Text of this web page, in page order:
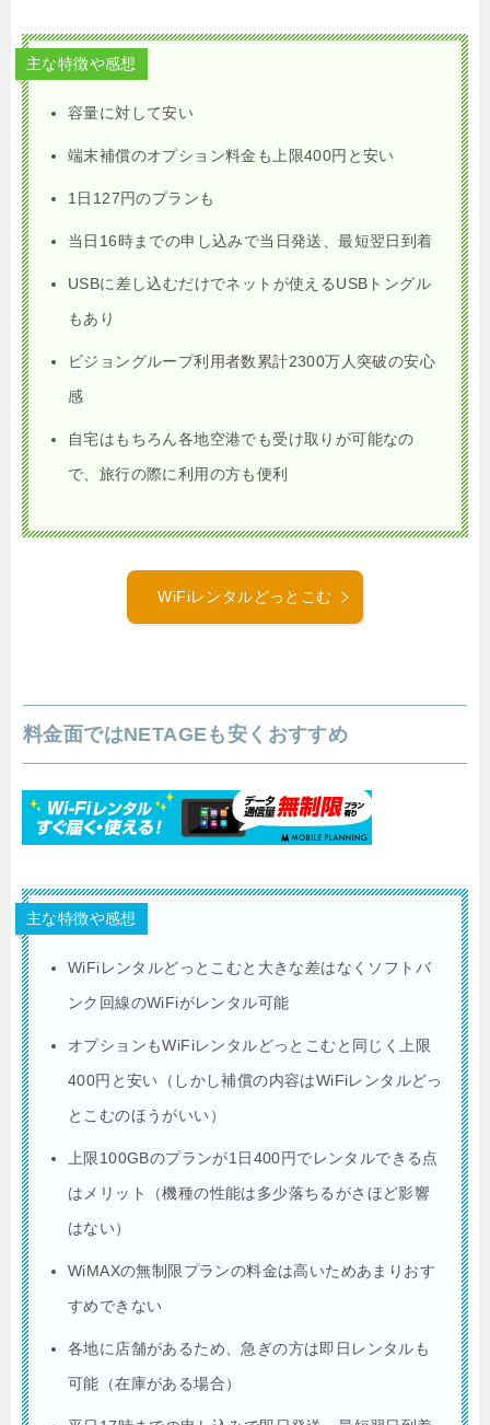
主な特徴や感想
容量に対して安い
端末補償のオプション料金も上限400円と安い
1日127円のプランも
当日16時までの申し込みで当日発送、最短翌日到着
USBに差し込むだけでネットが使えるUSBトングル
もあり
ビジョングループ利用者数累計2300万人突破の安心
感
自宅はもちろん各地空港でも受け取りが可能なの
で、旅行の際に利用の方も便利
WiFiレンタルどっとこむ
料金面ではNETAGEも安くおすすめ
主な特徴や感想
WiFiレンタルどっとこむと大きな差はなくソフトバ
ンク回線のWiFiがレンタル可能
オプションもWiFiレンタルどっとこむと同じく上限
400円と安い（しかし補償の内容はWiFiレンタルどっ
とこむのほうがいい）
上限100GBのプランが1日400円でレンタルできる点
はメリット（機種の性能は多少落ちるがさほど影響
はない）
WiMAXの無制限プランの料金は高いためあまりおす
すめできない
各地に店舗があるため、急ぎの方は即日レンタルも
可能（在庫がある場合）